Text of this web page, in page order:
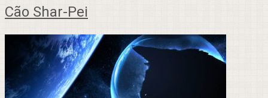
Cão Shar-Pei